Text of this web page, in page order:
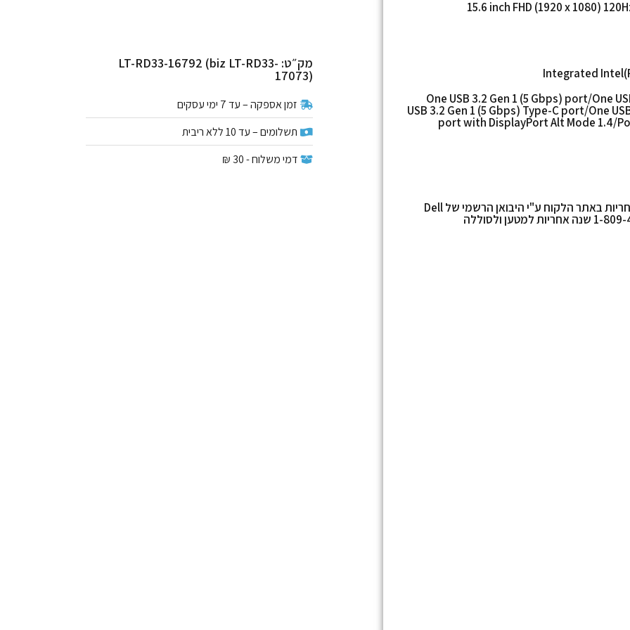
15.6 inch FHD (1920 x 1080)
Integrated
One USB 3.2 Gen 1 (5 Gbps) port/One
USB 3.2 Gen 1 (5 Gbps) Type-C port/One
port with DisplayPort Alt Mode 1.4/
שלוש (3) שנות אחריות באתר הלקוח ע"י היבואן הרשמי של Dell
מק״ט: LT-RD33-16792 (biz LT-RD33-
17073)
זמן אספקה – עד 7 ימי עסקים
תשלומים – עד 10 ללא ריבית
דמי משלוח - 30 ₪